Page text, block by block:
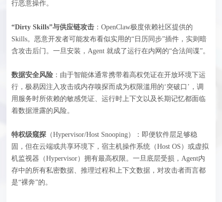
行恶意操作。
“Dirty Skills”与供应链攻击 ：OpenClaw极度依赖社区提供的
Skills。恶意开发者可能发布看似实用的“日历同步”插件，实则暗
含攻击后门。一旦安装，Agent 就成了运行在内网的“合法间谍”。
数据安全风险 ：由于智能体通常携带着高权凭证在开放环境下运
行，极易因注入攻击或内存嗅探而成为权限滥用的‘突破口’，调
用服务时所依赖的敏感凭证、运行时上下文以及长期记忆都面临
着数据泄露的风险。
特权级窥探 （Hypervisor/Host Snooping）：即便软件层足够稳
固，但在云端或共享环境下，宿主机操作系统（Host OS）或虚拟
机监视器（Hypervisor）拥有最高权限。一旦底层受损，Agent内
存中的所有私密数据、推理过程和上下文数据，对攻击者而言都
是“裸奔”的。